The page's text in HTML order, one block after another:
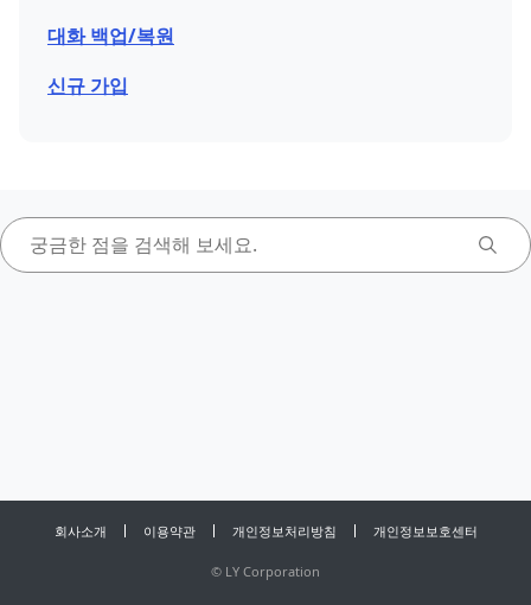
대화 백업/복원
신규 가입
회사소개 이용약관 개인정보처리방침 개인정보보호센터
© LY Corporation